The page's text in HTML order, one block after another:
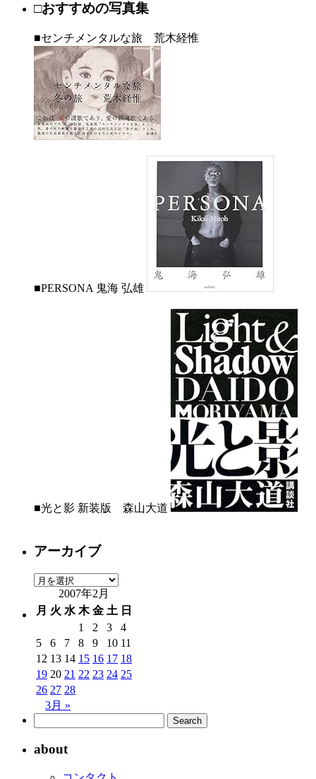
□おすすめの写真集
■センチメンタルな旅 荒木経惟
■PERSONA 鬼海 弘雄
■光と影 新装版 森山大道
アーカイブ
ア
カ
ブ
2007年2月
月 火 水 木 金 土 日
1
2 3
4
5
6 7 8 9 10 11
12 13 14 15 16 17 18
19 20 21 22 23 24 25
26 27 28
3月 »
about